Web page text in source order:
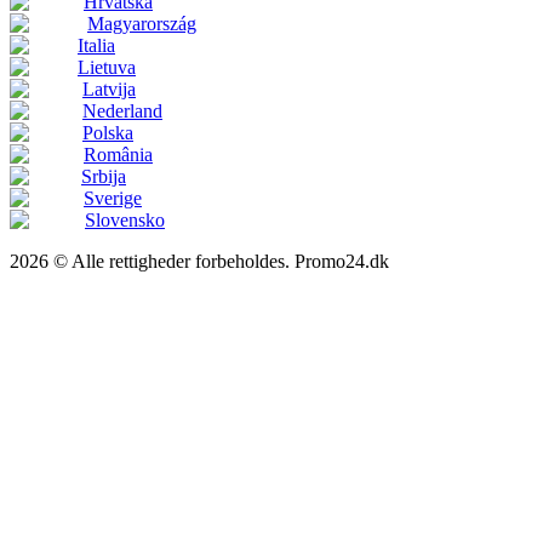
Magyarország
Italia
Lietuva
Latvija
Nederland
Polska
România
Srbija
Sverige
Slovensko
2026 © Alle rettigheder forbeholdes. Promo24.dk